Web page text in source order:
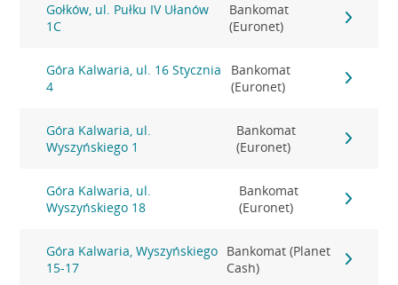
Gołków, ul. Pułku IV Ułanów
1C
Bankomat
(Euronet)
Góra Kalwaria, ul. 16 Stycznia
4
Bankomat
(Euronet)
Góra Kalwaria, ul.
Wyszyńskiego 1
Bankomat
(Euronet)
Góra Kalwaria, ul.
Wyszyńskiego 18
Bankomat
(Euronet)
Góra Kalwaria, Wyszyńskiego
15-17
Bankomat (Planet
Cash)